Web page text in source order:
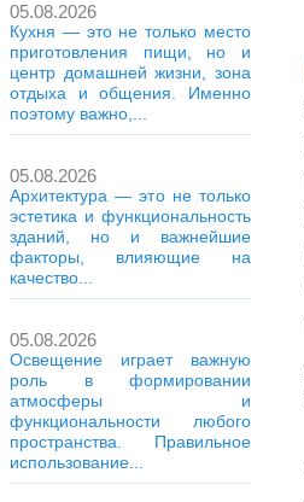
05.08.2026
Кухня — это не только место
приготовления пищи, но и
центр домашней жизни, зона
отдыха и общения. Именно
поэтому важно,...
05.08.2026
Архитектура — это не только
эстетика и функциональность
зданий, но и важнейшие
факторы, влияющие на
качество...
05.08.2026
Освещение играет важную
роль в формировании
атмосферы и
функциональности любого
пространства. Правильное
использование...